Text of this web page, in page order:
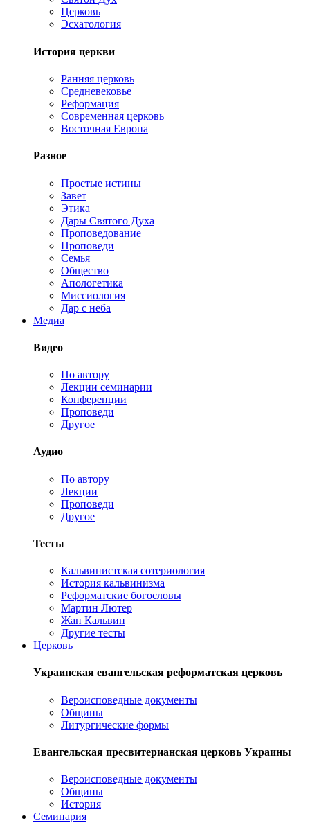
Церковь
Эсхатология
История церкви
Ранняя церковь
Средневековье
Реформация
Современная церковь
Восточная Европа
Разное
Простые истины
Завет
Этика
Дары Святого Духа
Проповедование
Проповеди
Семья
Общество
Апологетика
Миссиология
Дар с неба
Медиа
Видео
По автору
Лекции семинарии
Конференции
Проповеди
Другое
Аудио
По автору
Лекции
Проповеди
Другое
Тесты
Кальвинистская сотериология
История кальвинизма
Реформатские богословы
Мартин Лютер
Жан Кальвин
Другие тесты
Церковь
Украинская евангельская реформатская церковь
Вероисповедные документы
Общины
Литургические формы
Евангельская пресвитерианская церковь Украины
Вероисповедные документы
Общины
История
Семинария